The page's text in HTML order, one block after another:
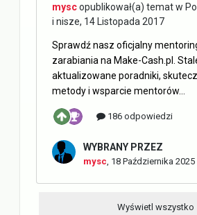
myscopublikował(a) temat w
i nisze, 14 Listopada 2017
Sprawdź nasz oficjalny
zarabiania na Make-Cash.pl.
aktualizowane poradniki,
metody i wsparcie mentorów...
186 odpowiedzi
WYBRANY PRZEZ
mysc 18 Października 2025
Wyświetl wszystko